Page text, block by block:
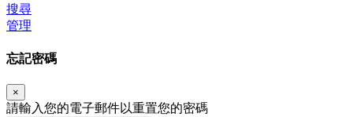
搜尋
管理
忘記密碼
×
請輸入您的電子郵件以重置您的密碼